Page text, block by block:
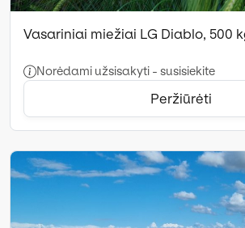
Vasariniai miežiai LG Diablo, 500
Norėdami užsisakyti - susisiekite
Peržiūrėti